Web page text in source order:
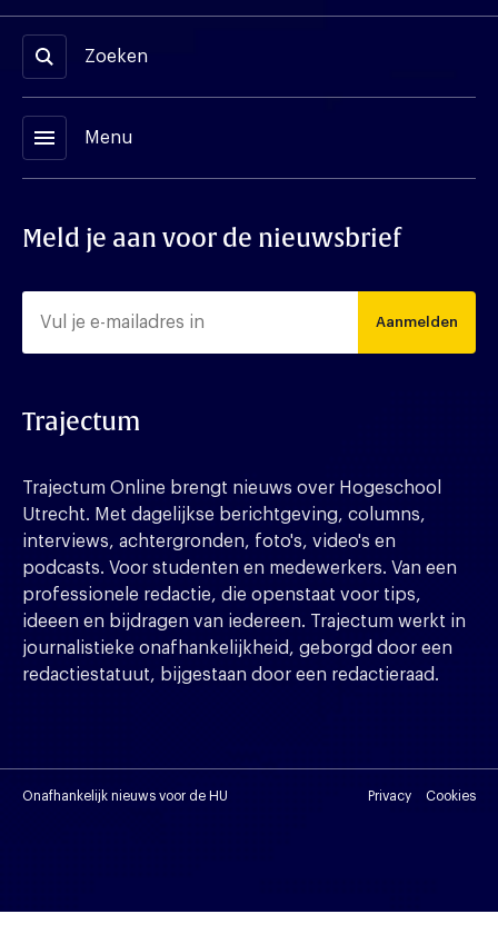
Zoeken
menu Menu
Meld je aan voor de nieuwsbrief
Aanmelden
Trajectum
Trajectum Online brengt nieuws over Hogeschool
Utrecht. Met dagelijkse berichtgeving, columns,
interviews, achtergronden, foto's, video's en
podcasts. Voor studenten en medewerkers. Van een
professionele redactie, die openstaat voor tips,
ideeen en bijdragen van iedereen. Trajectum werkt in
journalistieke onafhankelijkheid, geborgd door een
redactiestatuut, bijgestaan door een redactieraad.
Onafhankelijk nieuws voor de HU Privacy Cookies